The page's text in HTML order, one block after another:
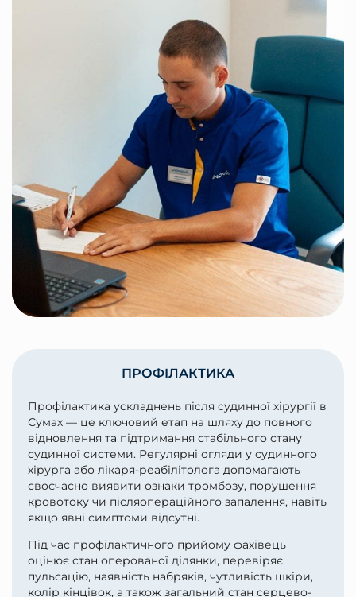
ПРОФІЛАКТИКА
Профілактика ускладнень після судинної хірургії в
Сумах — це ключовий етап на шляху до повного
відновлення та підтримання стабільного стану
судинної системи. Регулярні огляди у судинного
хірурга або лікаря-реабілітолога допомагають
своєчасно виявити ознаки тромбозу, порушення
кровотоку чи післяопераційного запалення, навіть
якщо явні симптоми відсутні.
Під час профілактичного прийому фахівець
оцінює стан оперованої ділянки, перевіряє
пульсацію, наявність набряків, чутливість шкіри,
колір кінцівок, а також загальний стан серцево-